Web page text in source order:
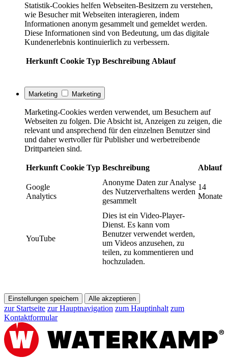
Statistik-Cookies helfen Webseiten-Besitzern zu verstehen,
wie Besucher mit Webseiten interagieren, indem
Informationen anonym gesammelt und gemeldet werden.
Diese Informationen sind von Bedeutung, um das digitale
Kundenerlebnis kontinuierlich zu verbessern.
Herkunft Cookie Typ Beschreibung Ablauf
Marketing Marketing
Marketing-Cookies werden verwendet, um Besuchern auf
Webseiten zu folgen. Die Absicht ist, Anzeigen zu zeigen, die
relevant und ansprechend für den einzelnen Benutzer sind
und daher wertvoller für Publisher und werbetreibende
Drittparteien sind.
Herkunft Cookie Typ Beschreibung Ablauf
Google
Analytics
Anonyme Daten zur Analyse
des Nutzerverhaltens werden
gesammelt
14
Monate
YouTube
Dies ist ein Video-Player-
Dienst. Es kann vom
Benutzer verwendet werden,
um Videos anzusehen, zu
teilen, zu kommentieren und
hochzuladen.
Einstellungen speichern Alle akzeptieren
zur Startseite zur Hauptnavigation zum Hauptinhalt zum
Kontaktformular